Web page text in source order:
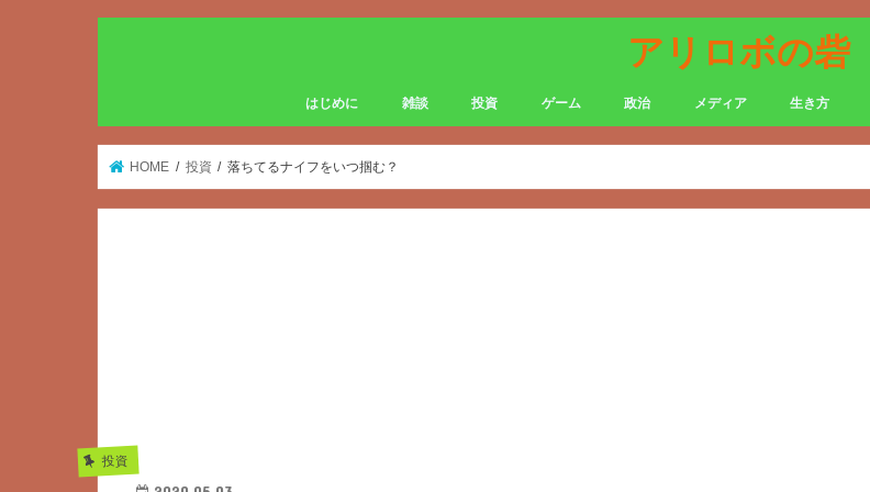
アリロボの砦
はじめに 雑談 投資 ゲーム 政治 メディア 生き方
HOME 投資 落ちてるナイフをいつ掴む？
投資